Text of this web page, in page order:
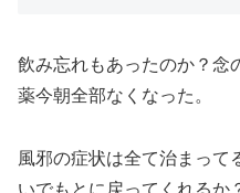
飲み忘れもあったのか？念
薬今朝全部なくなった。
風邪の症状は全て治まって
いでもとに戻ってくれるか